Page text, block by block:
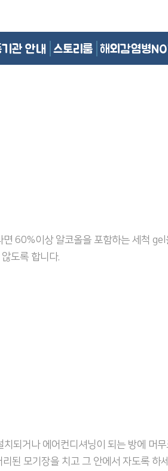
관 안내 스토리룸 해외감염병
60%이상 알코올을 포함하는 세척 gel
도록 합니다.
되거나 에어컨디셔닝이 되는 방에 머
된 모기장을 치고 그 안에서 자도록 하